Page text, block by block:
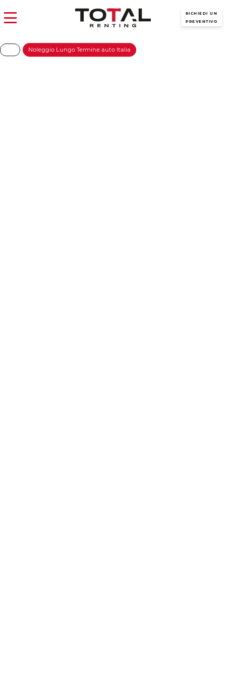
RICHIEDI UN
PREVENTIVO
Noleggio Lungo Termine auto Italia